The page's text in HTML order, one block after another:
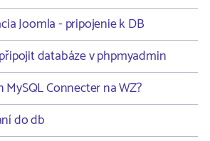
Joomla - pripojenie k DB
databáze v phpmyadmin
MySQL Connecter na WZ?
do db